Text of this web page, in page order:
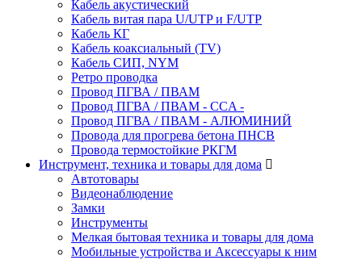
Кабель акустический
Кабель витая пара U/UTP и F/UTP
Кабель КГ
Кабель коаксиальный (TV)
Кабель СИП, NYM
Ретро проводка
Провод ПГВА / ПВАМ
Провод ПГВА / ПВАМ - CCA -
Провод ПГВА / ПВАМ - АЛЮМИНИЙ
Провода для прогрева бетона ПНСВ
Провода термостойкие РКГМ
Инструмент, техника и товары для дома
Автотовары
Видеонаблюдение
Замки
Инструменты
Мелкая бытовая техника и товары для дома
Мобильные устройства и Аксессуары к ним